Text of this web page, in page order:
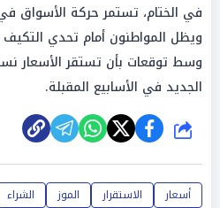
في الختام، تستمر حركة الأسواق
ويظل المواطنون أمام تحدي التكيف
وسط توقعات بأن تستقر الأسعار
الجديد في الأسابيع المقبلة.
شارك
أسعار الاستقرار الموز الشراء